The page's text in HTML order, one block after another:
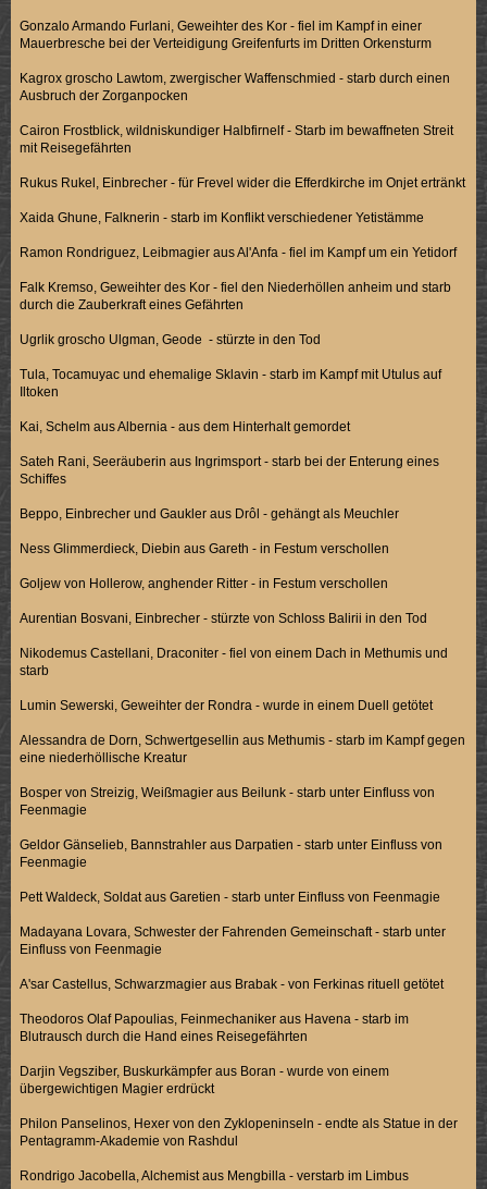
Gonzalo Armando Furlani, Geweihter des Kor - fiel im Kampf in einer
Mauerbresche bei der Verteidigung Greifenfurts im Dritten Orkensturm
Kagrox groscho Lawtom, zwergischer Waffenschmied - starb durch einen
Ausbruch der Zorganpocken
Cairon Frostblick, wildniskundiger Halbfirnelf - Starb im bewaffneten Streit
mit Reisegefährten
Rukus Rukel, Einbrecher - für Frevel wider die Efferdkirche im Onjet ertränkt
Xaida Ghune, Falknerin - starb im Konflikt verschiedener Yetistämme
Ramon Rondriguez, Leibmagier aus Al'Anfa - fiel im Kampf um ein Yetidorf
Falk Kremso, Geweihter des Kor - fiel den Niederhöllen anheim und starb
durch die Zauberkraft eines Gefährten
Ugrlik groscho Ulgman, Geode - stürzte in den Tod
Tula, Tocamuyac und ehemalige Sklavin - starb im Kampf mit Utulus auf
Iltoken
Kai, Schelm aus Albernia - aus dem Hinterhalt gemordet
Sateh Rani, Seeräuberin aus Ingrimsport - starb bei der Enterung eines
Schiffes
Beppo, Einbrecher und Gaukler aus Drôl - gehängt als Meuchler
Ness Glimmerdieck, Diebin aus Gareth - in Festum verschollen
Goljew von Hollerow, anghender Ritter - in Festum verschollen
Aurentian Bosvani, Einbrecher - stürzte von Schloss Balirii in den Tod
Nikodemus Castellani, Draconiter - fiel von einem Dach in Methumis und
starb
Lumin Sewerski, Geweihter der Rondra - wurde in einem Duell getötet
Alessandra de Dorn, Schwertgesellin aus Methumis - starb im Kampf gegen
eine niederhöllische Kreatur
Bosper von Streizig, Weißmagier aus Beilunk - starb unter Einfluss von
Feenmagie
Geldor Gänselieb, Bannstrahler aus Darpatien - starb unter Einfluss von
Feenmagie
Pett Waldeck, Soldat aus Garetien - starb unter Einfluss von Feenmagie
Madayana Lovara, Schwester der Fahrenden Gemeinschaft - starb unter
Einfluss von Feenmagie
A'sar Castellus, Schwarzmagier aus Brabak - von Ferkinas rituell getötet
Theodoros Olaf Papoulias, Feinmechaniker aus Havena - starb im
Blutrausch durch die Hand eines Reisegefährten
Darjin Vegsziber, Buskurkämpfer aus Boran - wurde von einem
übergewichtigen Magier erdrückt
Philon Panselinos, Hexer von den Zyklopeninseln - endte als Statue in der
Pentagramm-Akademie von Rashdul
Rondrigo Jacobella, Alchemist aus Mengbilla - verstarb im Limbus